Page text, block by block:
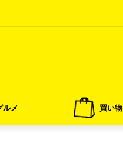
ルメ 買い物